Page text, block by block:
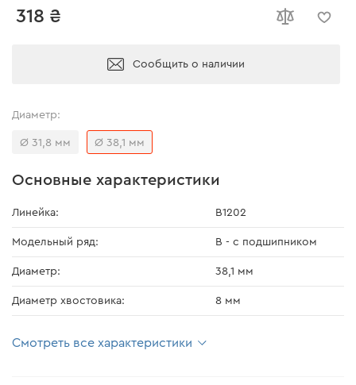
318 ₴
Сообщить о наличии
Диаметр:
Ø 31,8 мм Ø 38,1 мм
Основные характеристики
Линейка: В1202
Модельный ряд: В - с подшипником
Диаметр: 38,1 мм
Диаметр хвостовика: 8 мм
Смотреть все характеристики